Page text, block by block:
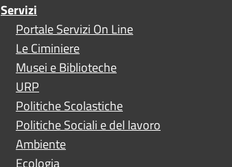
Servizi
Portale Servizi On Line
Le Ciminiere
Musei e Biblioteche
URP
Politiche Scolastiche
Politiche Sociali e del lavoro
Ambiente
Ecologia